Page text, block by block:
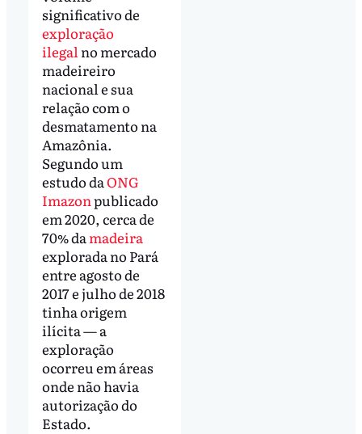
significativo de
exploração
ilegal no mercado
madeireiro
nacional e sua
relação com o
desmatamento na
Amazônia.
Segundo um
estudo daONG
Imazonpublicado
em 2020, cerca de
70% da madeira
explorada no Pará
entre agosto de
2017 e julho de 2018
tinha origem
ilícita — a
exploração
ocorreu em áreas
onde não havia
autorização do
Estado.